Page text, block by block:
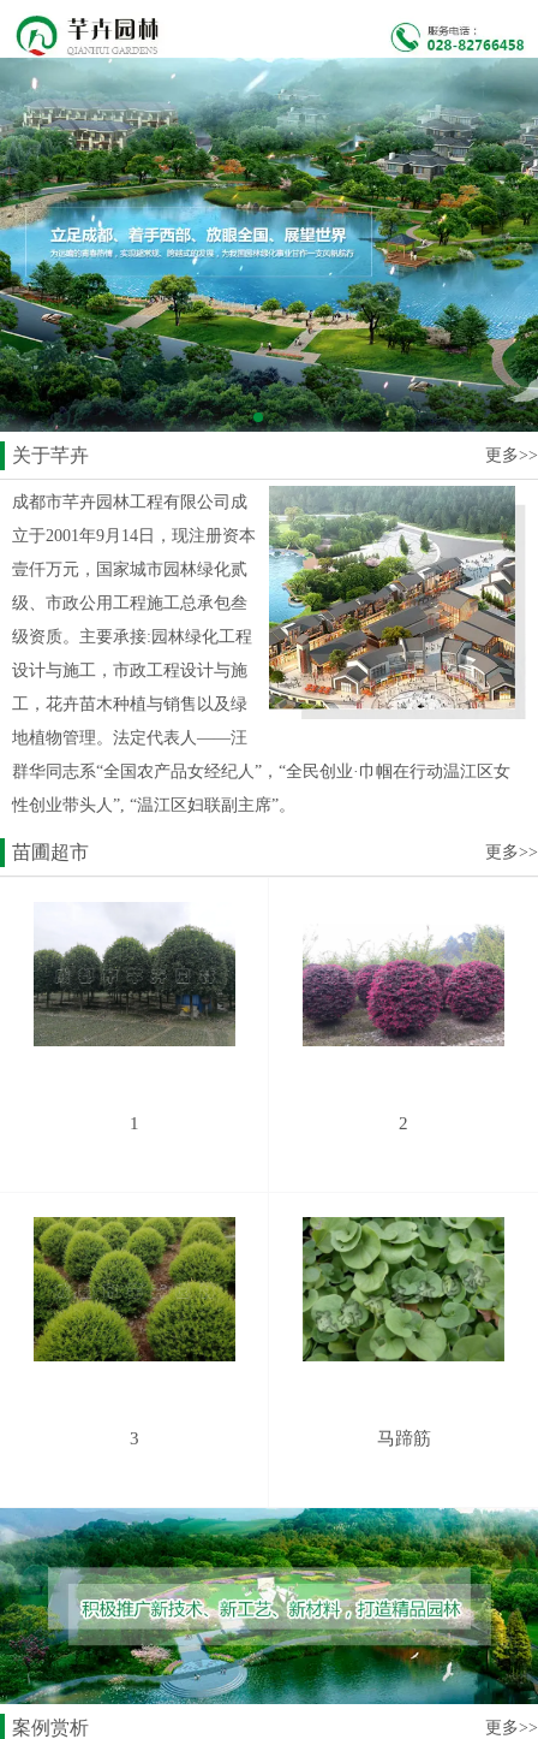
关于芊卉 更多>>
成都市芊卉园林工程有限公司成
立于2001年9月14日，现注册资本
壹仟万元，国家城市园林绿化贰
级、市政公用工程施工总承包叁
级资质。主要承接:园林绿化工程
设计与施工，市政工程设计与施
工，花卉苗木种植与销售以及绿
地植物管理。法定代表人——汪
群华同志系“全国农产品女经纪人”，“全民创业·巾帼在行动温江区女
性创业带头人”, “温江区妇联副主席”。
苗圃超市 更多>>
1 2
3 马蹄筋
案例赏析 更多>>